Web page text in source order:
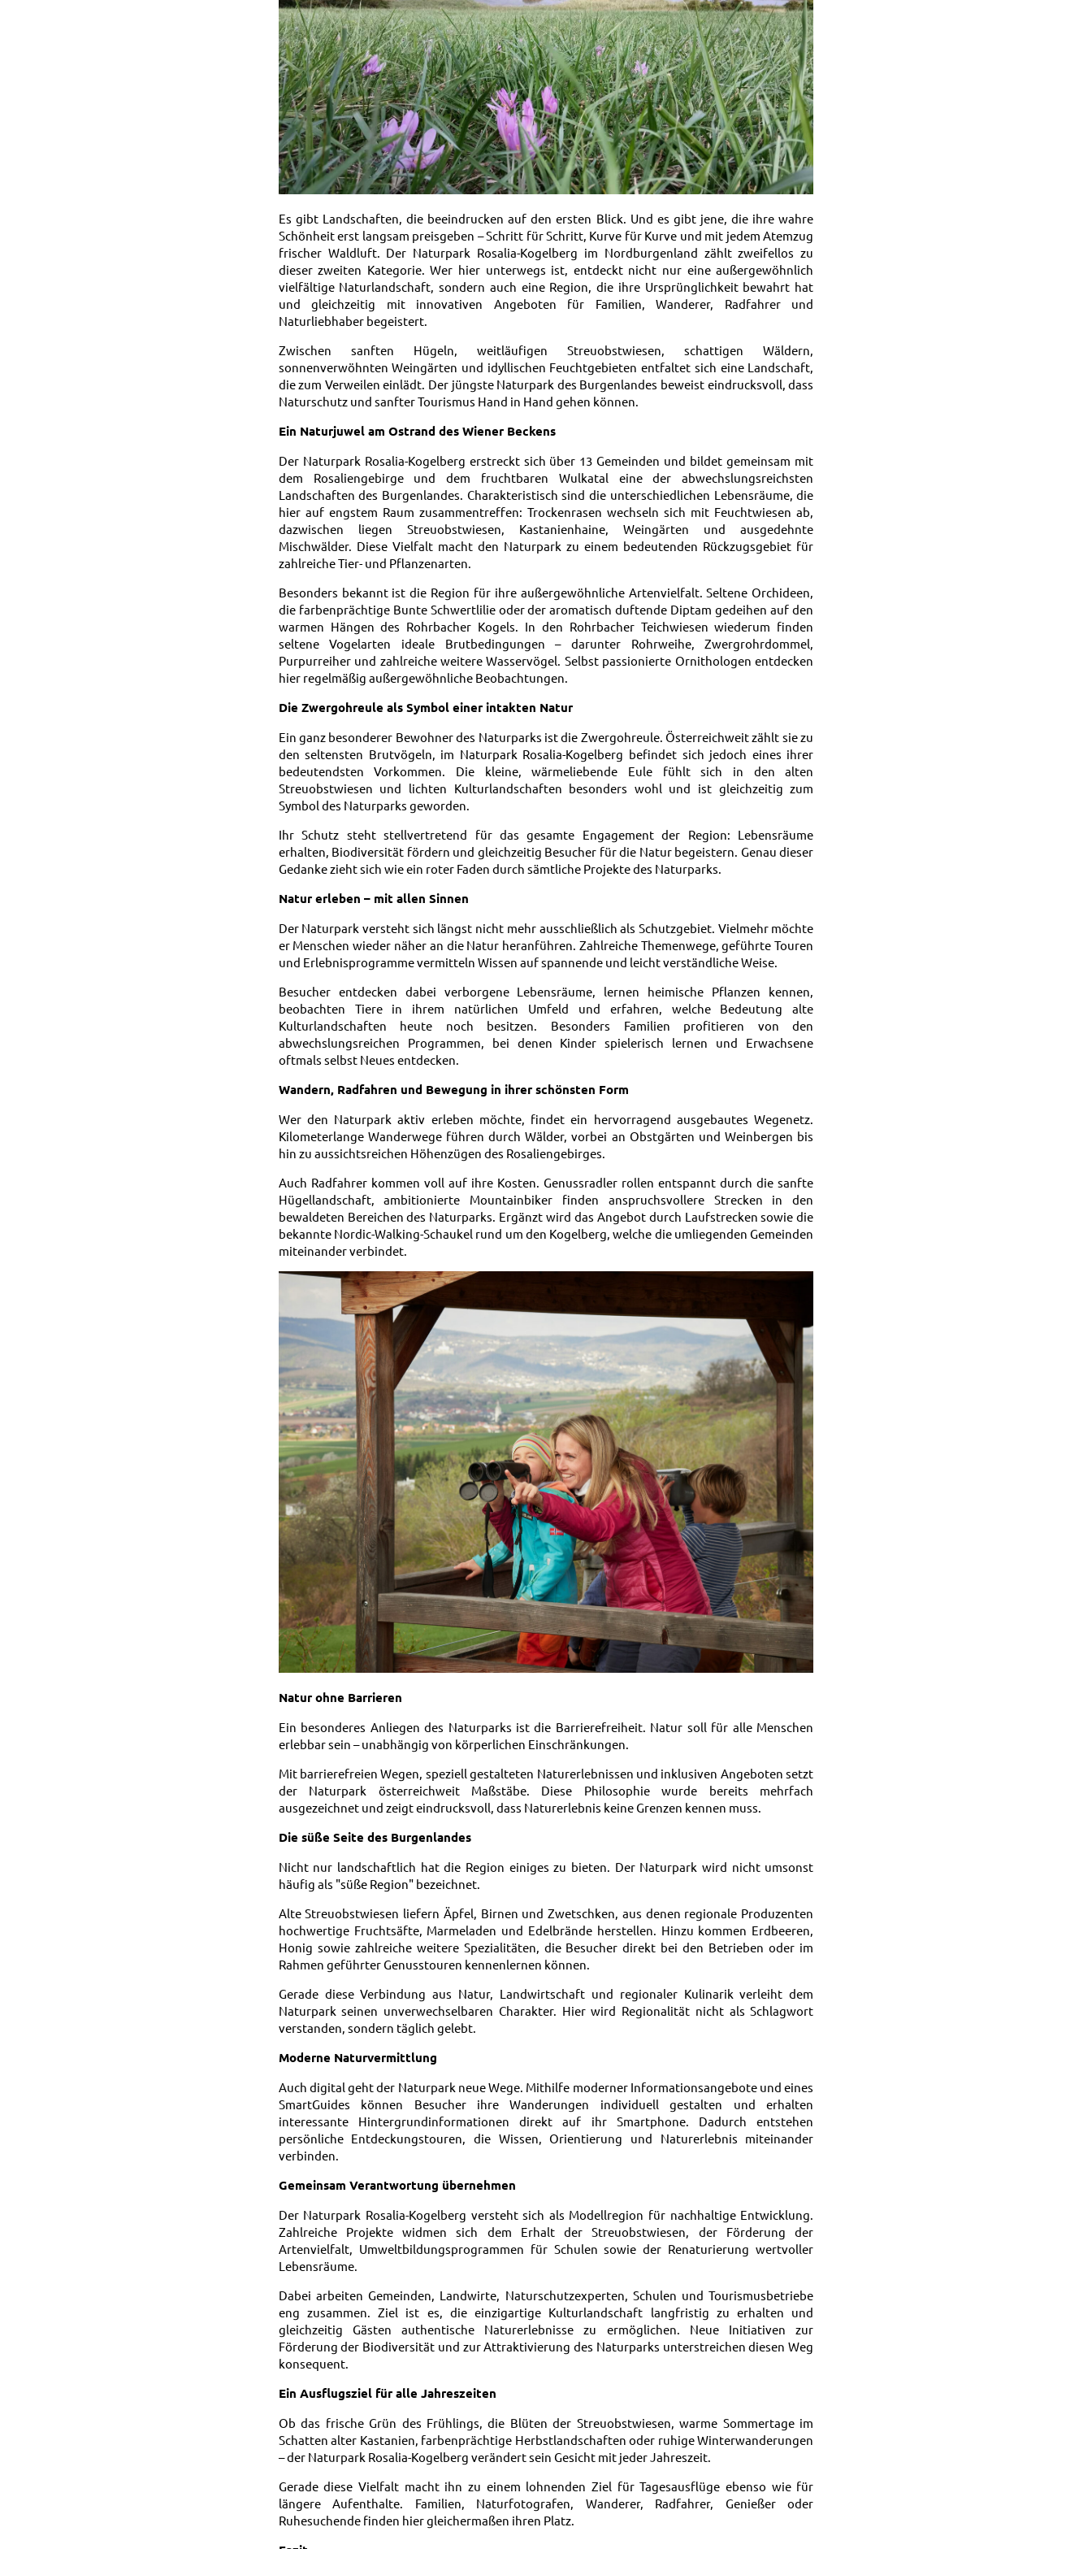
Es gibt Landschaften, die beeindrucken auf den ersten Blick. Und es gibt jene, die ihre wahre
Schönheit erst langsam preisgeben – Schritt für Schritt, Kurve für Kurve und mit jedem Atemzug
frischer Waldluft. Der Naturpark Rosalia-Kogelberg im Nordburgenland zählt zweifellos zu
dieser zweiten Kategorie. Wer hier unterwegs ist, entdeckt nicht nur eine außergewöhnlich
vielfältige Naturlandschaft, sondern auch eine Region, die ihre Ursprünglichkeit bewahrt hat
und gleichzeitig mit innovativen Angeboten für Familien, Wanderer, Radfahrer und
Naturliebhaber begeistert.
Zwischen sanften Hügeln, weitläufigen Streuobstwiesen, schattigen Wäldern,
sonnenverwöhnten Weingärten und idyllischen Feuchtgebieten entfaltet sich eine Landschaft,
die zum Verweilen einlädt. Der jüngste Naturpark des Burgenlandes beweist eindrucksvoll, dass
Naturschutz und sanfter Tourismus Hand in Hand gehen können.
Ein Naturjuwel am Ostrand des Wiener Beckens
Der Naturpark Rosalia-Kogelberg erstreckt sich über 13 Gemeinden und bildet gemeinsam mit
dem Rosaliengebirge und dem fruchtbaren Wulkatal eine der abwechslungsreichsten
Landschaften des Burgenlandes. Charakteristisch sind die unterschiedlichen Lebensräume, die
hier auf engstem Raum zusammentreffen: Trockenrasen wechseln sich mit Feuchtwiesen ab,
dazwischen liegen Streuobstwiesen, Kastanienhaine, Weingärten und ausgedehnte
Mischwälder. Diese Vielfalt macht den Naturpark zu einem bedeutenden Rückzugsgebiet für
zahlreiche Tier- und Pflanzenarten.
Besonders bekannt ist die Region für ihre außergewöhnliche Artenvielfalt. Seltene Orchideen,
die farbenprächtige Bunte Schwertlilie oder der aromatisch duftende Diptam gedeihen auf den
warmen Hängen des Rohrbacher Kogels. In den Rohrbacher Teichwiesen wiederum finden
seltene Vogelarten ideale Brutbedingungen – darunter Rohrweihe, Zwergrohrdommel,
Purpurreiher und zahlreiche weitere Wasservögel. Selbst passionierte Ornithologen entdecken
hier regelmäßig außergewöhnliche Beobachtungen.
Die Zwergohreule als Symbol einer intakten Natur
Ein ganz besonderer Bewohner des Naturparks ist die Zwergohreule. Österreichweit zählt sie zu
den seltensten Brutvögeln, im Naturpark Rosalia-Kogelberg befindet sich jedoch eines ihrer
bedeutendsten Vorkommen. Die kleine, wärmeliebende Eule fühlt sich in den alten
Streuobstwiesen und lichten Kulturlandschaften besonders wohl und ist gleichzeitig zum
Symbol des Naturparks geworden.
Ihr Schutz steht stellvertretend für das gesamte Engagement der Region: Lebensräume
erhalten, Biodiversität fördern und gleichzeitig Besucher für die Natur begeistern. Genau dieser
Gedanke zieht sich wie ein roter Faden durch sämtliche Projekte des Naturparks.
Natur erleben – mit allen Sinnen
Der Naturpark versteht sich längst nicht mehr ausschließlich als Schutzgebiet. Vielmehr möchte
er Menschen wieder näher an die Natur heranführen. Zahlreiche Themenwege, geführte Touren
und Erlebnisprogramme vermitteln Wissen auf spannende und leicht verständliche Weise.
Besucher entdecken dabei verborgene Lebensräume, lernen heimische Pflanzen kennen,
beobachten Tiere in ihrem natürlichen Umfeld und erfahren, welche Bedeutung alte
Kulturlandschaften heute noch besitzen. Besonders Familien profitieren von den
abwechslungsreichen Programmen, bei denen Kinder spielerisch lernen und Erwachsene
oftmals selbst Neues entdecken.
Wandern, Radfahren und Bewegung in ihrer schönsten Form
Wer den Naturpark aktiv erleben möchte, findet ein hervorragend ausgebautes Wegenetz.
Kilometerlange Wanderwege führen durch Wälder, vorbei an Obstgärten und Weinbergen bis
hin zu aussichtsreichen Höhenzügen des Rosaliengebirges.
Auch Radfahrer kommen voll auf ihre Kosten. Genussradler rollen entspannt durch die sanfte
Hügellandschaft, ambitionierte Mountainbiker finden anspruchsvollere Strecken in den
bewaldeten Bereichen des Naturparks. Ergänzt wird das Angebot durch Laufstrecken sowie die
bekannte Nordic-Walking-Schaukel rund um den Kogelberg, welche die umliegenden Gemeinden
miteinander verbindet.
Natur ohne Barrieren
Ein besonderes Anliegen des Naturparks ist die Barrierefreiheit. Natur soll für alle Menschen
erlebbar sein – unabhängig von körperlichen Einschränkungen.
Mit barrierefreien Wegen, speziell gestalteten Naturerlebnissen und inklusiven Angeboten setzt
der Naturpark österreichweit Maßstäbe. Diese Philosophie wurde bereits mehrfach
ausgezeichnet und zeigt eindrucksvoll, dass Naturerlebnis keine Grenzen kennen muss.
Die süße Seite des Burgenlandes
Nicht nur landschaftlich hat die Region einiges zu bieten. Der Naturpark wird nicht umsonst
häufig als "süße Region" bezeichnet.
Alte Streuobstwiesen liefern Äpfel, Birnen und Zwetschken, aus denen regionale Produzenten
hochwertige Fruchtsäfte, Marmeladen und Edelbrände herstellen. Hinzu kommen Erdbeeren,
Honig sowie zahlreiche weitere Spezialitäten, die Besucher direkt bei den Betrieben oder im
Rahmen geführter Genusstouren kennenlernen können.
Gerade diese Verbindung aus Natur, Landwirtschaft und regionaler Kulinarik verleiht dem
Naturpark seinen unverwechselbaren Charakter. Hier wird Regionalität nicht als Schlagwort
verstanden, sondern täglich gelebt.
Moderne Naturvermittlung
Auch digital geht der Naturpark neue Wege. Mithilfe moderner Informationsangebote und eines
SmartGuides können Besucher ihre Wanderungen individuell gestalten und erhalten
interessante Hintergrundinformationen direkt auf ihr Smartphone. Dadurch entstehen
persönliche Entdeckungstouren, die Wissen, Orientierung und Naturerlebnis miteinander
verbinden.
Gemeinsam Verantwortung übernehmen
Der Naturpark Rosalia-Kogelberg versteht sich als Modellregion für nachhaltige Entwicklung.
Zahlreiche Projekte widmen sich dem Erhalt der Streuobstwiesen, der Förderung der
Artenvielfalt, Umweltbildungsprogrammen für Schulen sowie der Renaturierung wertvoller
Lebensräume.
Dabei arbeiten Gemeinden, Landwirte, Naturschutzexperten, Schulen und Tourismusbetriebe
eng zusammen. Ziel ist es, die einzigartige Kulturlandschaft langfristig zu erhalten und
gleichzeitig Gästen authentische Naturerlebnisse zu ermöglichen. Neue Initiativen zur
Förderung der Biodiversität und zur Attraktivierung des Naturparks unterstreichen diesen Weg
konsequent.
Ein Ausflugsziel für alle Jahreszeiten
Ob das frische Grün des Frühlings, die Blüten der Streuobstwiesen, warme Sommertage im
Schatten alter Kastanien, farbenprächtige Herbstlandschaften oder ruhige Winterwanderungen
– der Naturpark Rosalia-Kogelberg verändert sein Gesicht mit jeder Jahreszeit.
Gerade diese Vielfalt macht ihn zu einem lohnenden Ziel für Tagesausflüge ebenso wie für
längere Aufenthalte. Familien, Naturfotografen, Wanderer, Radfahrer, Genießer oder
Ruhesuchende finden hier gleichermaßen ihren Platz.